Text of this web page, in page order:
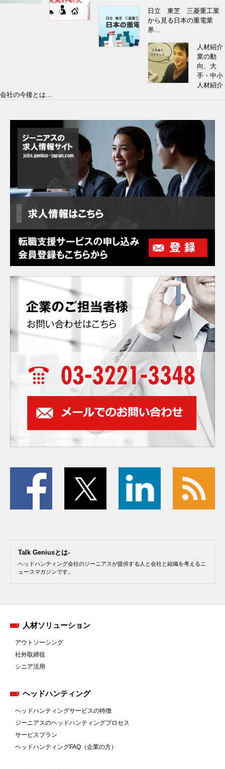
日立 東芝 三菱重工業
から見る日本の重電業
界...
人材紹介
業の動
向、大
手・中小
人材紹介
会社の今後とは...
Talk Geniusとは-
ヘッドハンティング会社のジーニアスが提供する人と会社と組織を考えるニ
ュースマガジンです。
人材ソリューション
アウトソーシング
社外取締役
シニア活用
ヘッドハンティング
ヘッドハンティングサービスの特徴
ジーニアスのヘッドハンティングプロセス
サービスプラン
ヘッドハンティングFAQ（企業の方）